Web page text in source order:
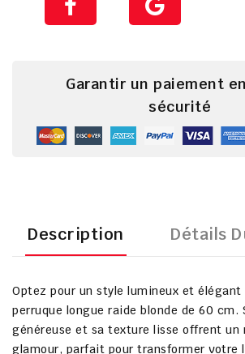
Garantir un paiement
sécurité
Description Détails
Optez pour un style lumineux et
perruque longue raide blonde de 60 cm.
généreuse et sa texture lisse offrent un
glamour, parfait pour transformer votre